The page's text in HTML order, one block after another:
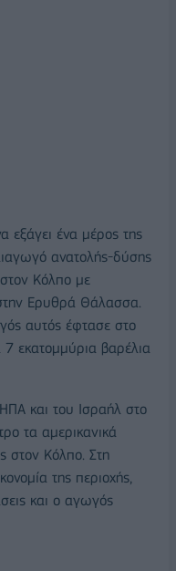
εξάγει ένα μέρος της
ανατολής-δύσης
στον Κόλπο με
Ερυθρά Θάλασσα.
αυτός έφτασε στο
7 εκατομμύρια βαρέλια
και του Ισραήλ στο
τα αμερικανικά
στον Κόλπο. Στη
της περιοχής,
και ο αγωγός